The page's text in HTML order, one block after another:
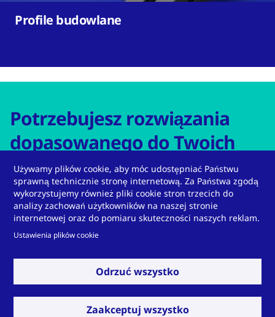
Profile budowlane
Potrzebujesz rozwiązania
dopasowanego do Twoich
potrzeb?
Używamy plików cookie, aby móc udostępniać Państwu
sprawną technicznie stronę internetową. Za Państwa zgodą
wykorzystujemy również pliki cookie stron trzecich do
analizy zachowań użytkowników na naszej stronie
internetowej oraz do pomiaru skuteczności naszych reklam.
Ustawienia plików cookie
Odrzuć wszystko
Zaakceptuj wszystko